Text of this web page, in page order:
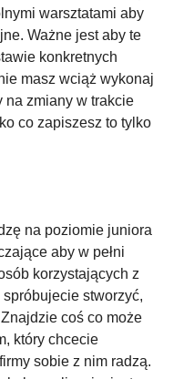
warsztatami aby
Ważne jest aby te
konkretnych
masz wciąż wykonaj
na zmiany w trakcie
co zapiszesz to tylko
na poziomie juniora
aby w pełni
korzystających z
stworzyć,
coś co może
który chcecie
sobie z nim radzą.